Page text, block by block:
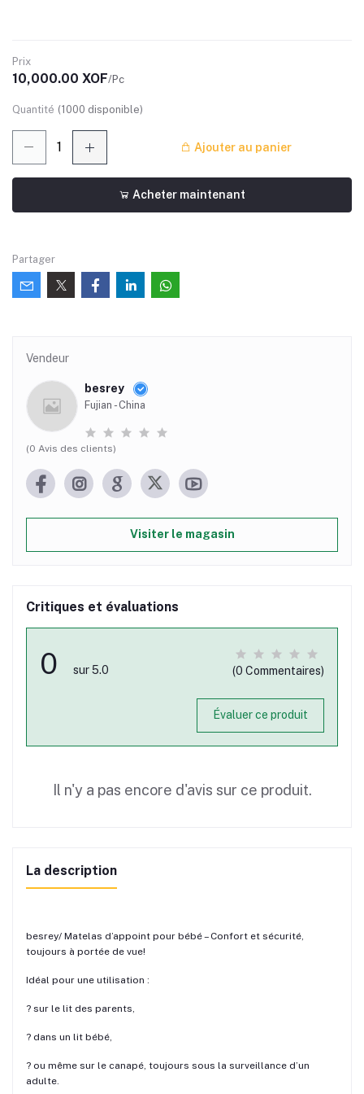
Prix
10,000.00 XOF/Pc
Quantité (1000 disponible)
Ajouter au panier
Acheter maintenant
Partager
Vendeur
besrey
Fujian - China
(0 Avis des clients)
Visiter le magasin
Critiques et évaluations
0 sur 5.0 (0 Commentaires)
Évaluer ce produit
Il n'y a pas encore d'avis sur ce produit.
La description
besrey/ Matelas d’appoint pour bébé – Confort et sécurité,
toujours à portée de vue!
Idéal pour une utilisation :
?️ sur le lit des parents,
?️ dans un lit bébé,
?️ ou même sur le canapé, toujours sous la surveillance d’un
adulte.